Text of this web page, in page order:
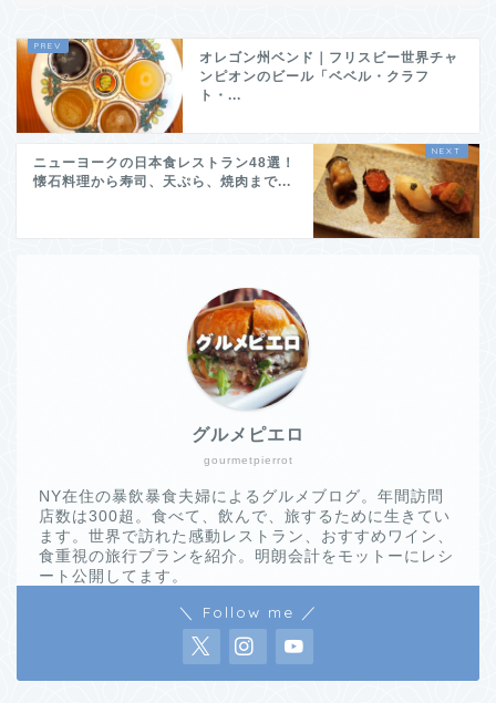
オレゴン州ベンド｜フリスビー世界チャ
ンピオンのビール「ベベル・クラフ
ト・...
ニューヨークの日本食レストラン48選！
懐石料理から寿司、天ぷら、焼肉まで...
gourmetpierrot
グルメピエロ
NY在住の暴飲暴食夫婦によるグルメブログ。年間訪問
店数は300超。食べて、飲んで、旅するために生きてい
ます。世界で訪れた感動レストラン、おすすめワイン、
食重視の旅行プランを紹介。明朗会計をモットーにレシ
ート公開してます。
＼ Follow me ／